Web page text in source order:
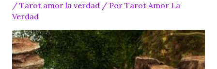
/ Tarot amor la verdad/ Por Tarot Amor La
Verdad